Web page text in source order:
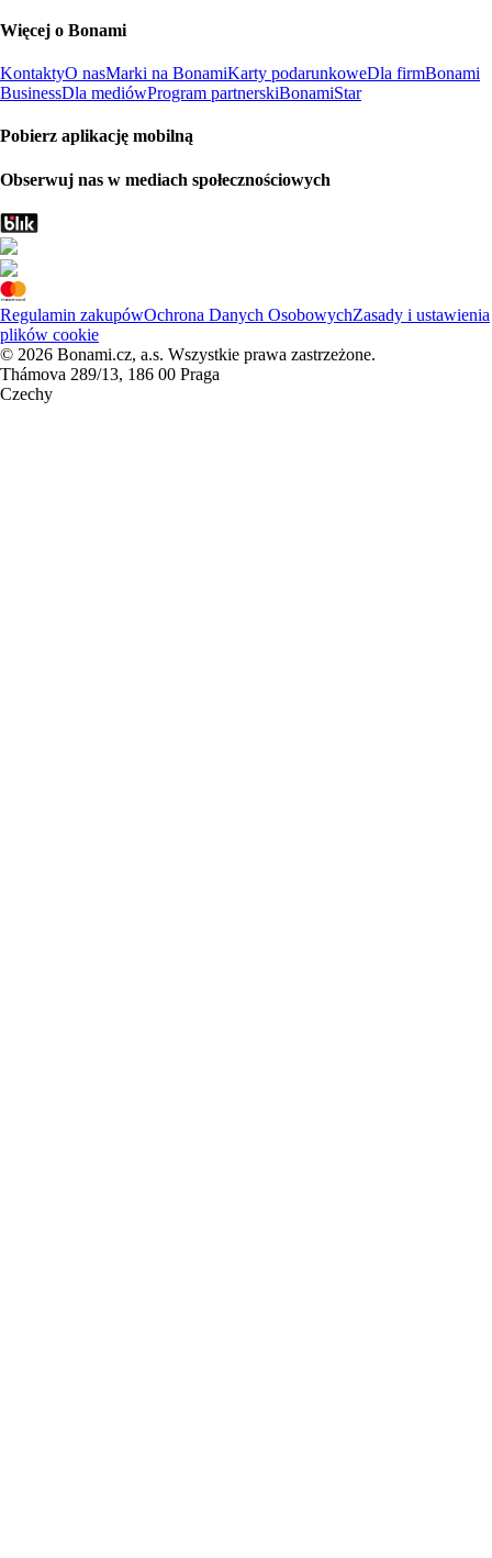
Więcej o Bonami
KontaktyO nasMarki na BonamiKarty podarunkoweDla firmBonami
BusinessDla mediówProgram partnerskiBonamiStar
Pobierz aplikację mobilną
Obserwuj nas w mediach społecznościowych
Regulamin zakupówOchrona Danych OsobowychZasady i ustawienia
plików cookie
© 2026 Bonami.cz, a.s. Wszystkie prawa zastrzeżone.
Thámova 289/13, 186 00 Praga
Czechy